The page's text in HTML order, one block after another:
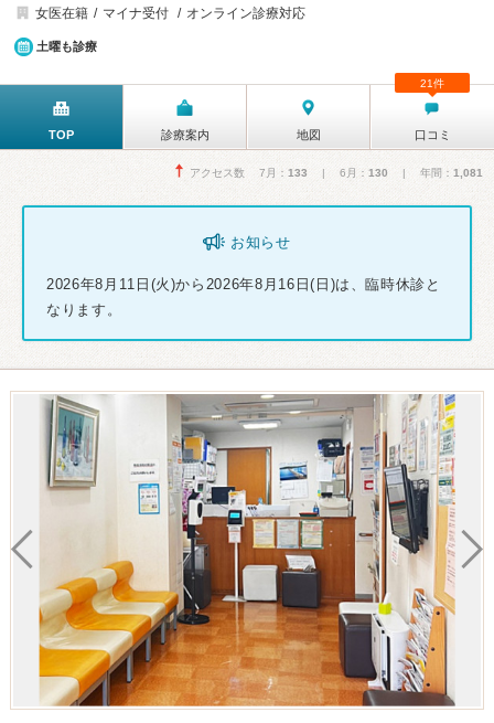
女医在籍
マイナ受付 オンライン診療対応
土曜も診療
TOP 診療案内 地図 口コミ
21件
アクセス数 7月： 133 | 6月： 130 | 年間： 1,081
お知らせ
2026年8月11日(火)から2026年8月16日(日)は、臨時休診と
なります。